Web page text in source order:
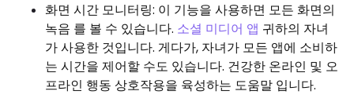
화면 시간 모니터링: 이 기능을 사용하면 모든 화면의
녹음 를 볼 수 있습니다. 소셜 미디어 앱 귀하의 자녀
가 사용한 것입니다. 게다가, 자녀가 모든 앱에 소비하
는 시간을 제어할 수도 있습니다. 건강한 온라인 및 오
프라인 행동 상호작용을 육성하는 도움말 입니다.